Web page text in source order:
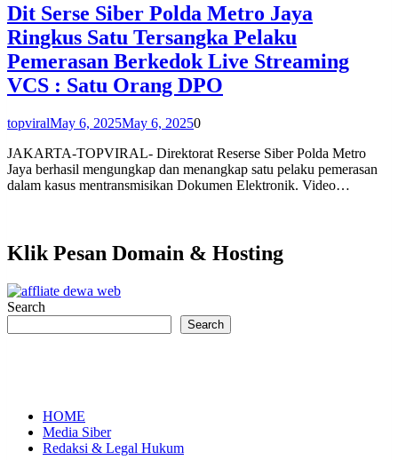
Dit Serse Siber Polda Metro Jaya
Ringkus Satu Tersangka Pelaku
Pemerasan Berkedok Live Streaming
VCS : Satu Orang DPO
topviralMay 6, 2025May 6, 20250
JAKARTA-TOPVIRAL- Direktorat Reserse Siber Polda Metro
Jaya berhasil mengungkap dan menangkap satu pelaku pemerasan
dalam kasus mentransmisikan Dokumen Elektronik. Video…
Klik Pesan Domain & Hosting
Search
Search
HOME
Media Siber
Redaksi & Legal Hukum